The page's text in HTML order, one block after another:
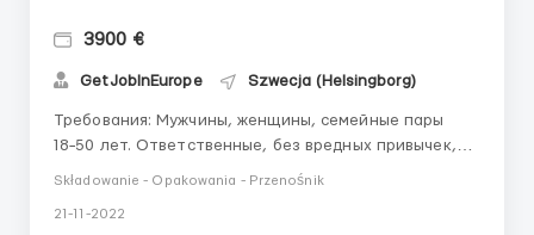
3900 €
GetJobInEurope Szwecja (Helsingborg)
Требования: Мужчины, женщины, семейные пары
18−50 лет. Ответственные, без вредных привычек,
без проблем со здоровьем. Граждане: Украина,
из стран Евросоюза. Знание языка не требуется, но
Składowanie - Opakowania - Przenośnik
21-11-2022